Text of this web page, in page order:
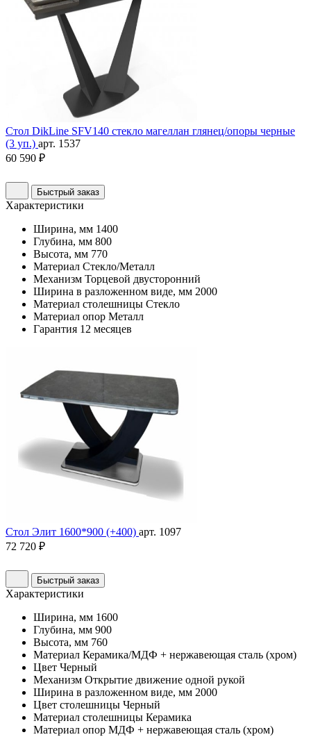
Стол DikLine SFV140 стекло магеллан глянец/опоры черные
(3 уп.) арт. 1537
60 590 ₽
Быстрый заказ
Характеристики
Ширина, мм 1400
Глубина, мм 800
Высота, мм 770
Материал Стекло/Металл
Механизм Торцевой двусторонний
Ширина в разложенном виде, мм 2000
Материал столешницы Стекло
Материал опор Металл
Гарантия 12 месяцев
Стол Элит 1600*900 (+400) арт. 1097
72 720 ₽
Быстрый заказ
Характеристики
Ширина, мм 1600
Глубина, мм 900
Высота, мм 760
Материал Керамика/МДФ + нержавеющая сталь (хром)
Цвет Черный
Механизм Открытие движение одной рукой
Ширина в разложенном виде, мм 2000
Цвет столешницы Черный
Материал столешницы Керамика
Материал опор МДФ + нержавеющая сталь (хром)